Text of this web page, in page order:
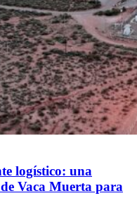
logístico: una
Vaca Muerta para